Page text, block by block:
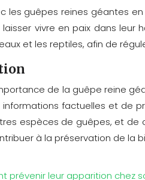
les guêpes reines géantes
vivre en paix dans
et les reptiles, afin de
de la guêpe reine
factuelles et de
espèces de guêpes, et
à la préservation de la
prévenir leur apparition chez